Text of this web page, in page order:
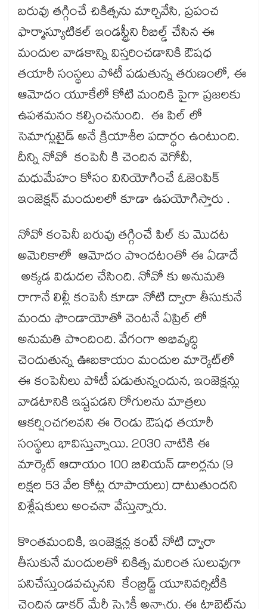
బరువు తగ్గించే చికిత్సను మార్చివేసి, ప్రపంచ
ఫార్మాస్యూటికల్ ఇండస్ట్రీని రీబిల్డ్ చేసిన ఈ
మందుల వాడకాన్ని విస్తరించడానికి ఔషధ
తయారీ సంస్థలు పోటీ పడుతున్న తరుణంలో, ఈ
ఆమోదం యూకేలో కోటి మందికి పైగా ప్రజలకు
ఉపశమనం కల్పించనుంది. ఈ పిల్ లో
సెమాగ్లుటైడ్ అనే క్రియాశీల పదార్ధం ఉంటుంది.
దీన్ని నోవో కంపెనీ కి చెందిన వెగోవీ,
మధుమేహం కోసం వినియోగించే ఓజెంపిక్
ఇంజెక్షన్ మందులలో కూడా ఉపయోగిస్తారు .
నోవో కంపెనీ బరువు తగ్గించే పిల్ కు మొదట
అమెరికాలో ఆమోదం పొందటంతో ఈ ఏడాదే
అక్కడ విడుదల చేసింది. నోవో కు అనుమతి
రాగానే లిల్లీ కంపెనీ కూడా నోటి ద్వారా తీసుకునే
మందు ఫౌండాయోతో వెంటనే ఏప్రిల్ లో
అనుమతి పొందింది. వేగంగా అభివృద్ధి
చెందుతున్న ఊబకాయం మందుల మార్కెట్‌లో
ఈ కంపెనీలు పోటీ పడుతున్నందున, ఇంజెక్షన్లు
వాడటానికి ఇష్టపడని రోగులను మాత్రలు
ఆకర్షించగలవని ఈ రెండు ఔషధ తయారీ
సంస్థలు భావిస్తున్నాయి. 2030 నాటికి ఈ
మార్కెట్ ఆదాయం 100 బిలియన్ డాలర్లను (9
లక్షల 53 వేల కోట్ల రూపాయలు) దాటుతుందని
విశ్లేషకులు అంచనా వేస్తున్నారు.
కొంతమందికి, ఇంజెక్షన్ల కంటే నోటి ద్వారా
తీసుకునే మందులతో చికిత్స మరింత సులువుగా
పనిచేస్తుండవచ్చునని కేంబ్రిడ్జ్ యూనివర్సిటీకి